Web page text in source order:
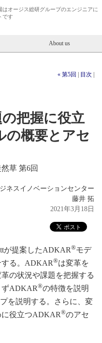
はオージス総研グループのエンジニアに
です
About us
« 第5回 目次
把握に役立
の概要とアセ
草 第6回
ネスイノベーションセンター
藤井 拓
2021年3月18日
が提案したADKAR®モデ
する。ADKAR®は変革を
の状況や課題を把握する
ずADKAR®の特徴を説明
を説明する。さらに、変
に役立つADKAR®のアセ